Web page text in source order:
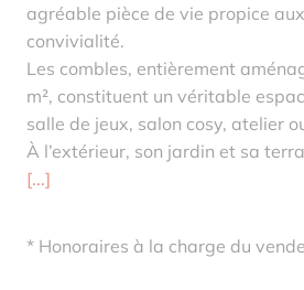
agréable pièce de vie propice
convivialité.
Les combles, entièrement
m², constituent un véritable
salle de jeux, salon cosy, atelier
À l’extérieur, son jardin et sa
[...]
* Honoraires à la charge du